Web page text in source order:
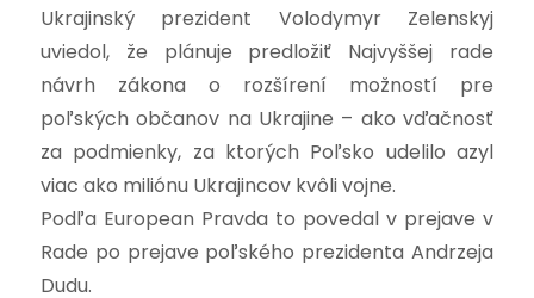
Ukrajinský prezident Volodymyr Zelenskyj
uviedol, že plánuje predložiť Najvyššej rade
návrh zákona o rozšírení možností pre
poľských občanov na Ukrajine – ako vďačnosť
za podmienky, za ktorých Poľsko udelilo azyl
viac ako miliónu Ukrajincov kvôli vojne.
Podľa European Pravda to povedal v prejave v
Rade po prejave poľského prezidenta Andrzeja
Dudu.